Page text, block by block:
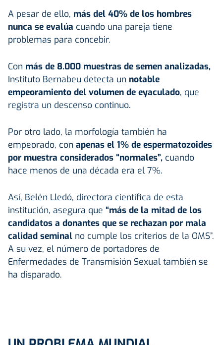
A pesar de ello, más del 40% de los hombres
nunca se evalúa cuando una pareja tiene
problemas para concebir.
Con más de 8.000 muestras de semen analizadas,
Instituto Bernabeu detecta un notable
empeoramiento del volumen de eyaculado, que
registra un descenso continuo.
Por otro lado, la morfología también ha
empeorado, con apenas el 1% de espermatozoides
por muestra considerados “normales”, cuando
hace menos de una década era el 7%.
Así, Belén Lledó, directora científica de esta
institución, asegura que “más de la mitad de los
candidatos a donantes que se rechazan por mala
calidad seminal no cumple los criterios de la OMS”.
A su vez, el número de portadores de
Enfermedades de Transmisión Sexual también se
ha disparado.